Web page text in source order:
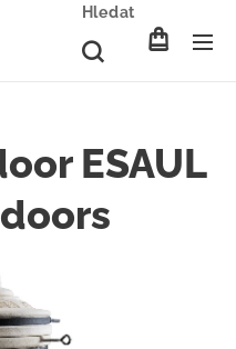
Hledat
ESAUL